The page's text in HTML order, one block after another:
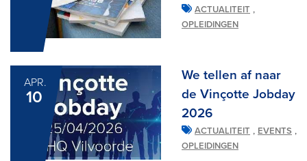
ACTUALITEIT ,
OPLEIDINGEN
APR.
10
We tellen af naar
de Vinçotte Jobday
2026
ACTUALITEIT , EVENTS ,
OPLEIDINGEN